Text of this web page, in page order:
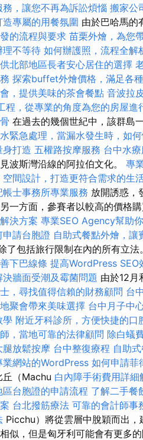
，讓您不再為訴訟煩惱 搬家公
專屬的用餐氛圍 由於巴哈馬的
的流程與要求 苗栗外燴，為您
理不等待 如何辦護照，流程全解
北部地區長者安心居住的選擇
探索buffet外燴價格，滿足各
，提供美味的茶會餐點 音波拉
程，從專業的角度為您的房屋進
在過去的幾個世紀中，該群島
緊急處理，當漏水發生時，如
打造 五權路按摩服務 台中水
波斯灣沿線的阿拉伯文化。 專
空間設計，打造更符合需求的生
帳士事務所專業服務 放開誘惑，
一方面，參賽者以較高的價格
決方案 專業SEO Agency幫助
申請台胞證 自助式餐點外燴，讓
了包括旅行限制在內的所有立法
下巴線條 提高WordPress SEO
牆面受潮及霉菌問題 由於12月
，尋找值得信賴的財務顧問 台
聚會帶來美味選擇 台中月子中
學 附近牙科診所，方便快捷的口
，當地可靠的法律顧問 除白蟻
腿放鬆按摩 台中整復療程 自助
業網站的WordPress 如何申請菲
丘（Machu 白內障手術費用詳
區台胞證的申請流程 了解二手餐
台北撥筋療法 可靠的會計師事
Picchu）將從雲層中脫穎而出，
似，但是匈牙利可能會有更多的